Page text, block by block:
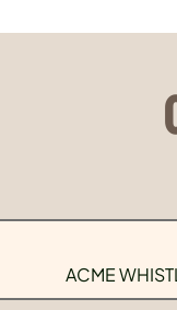
ACME